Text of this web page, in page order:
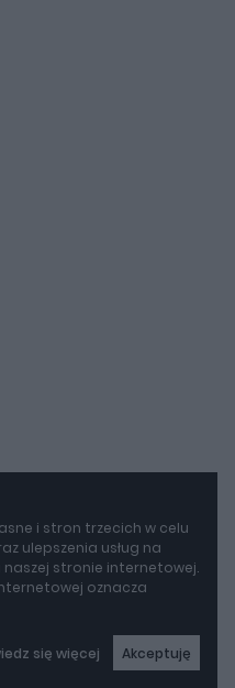
i stron trzecich w celu
ulepszenia usług na
stronie internetowej.
oznacza
się więcej Akceptuję